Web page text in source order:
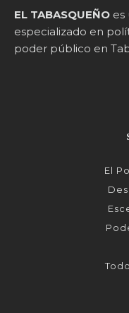
EL TABASQUEÑO es
especializado en
poder público en
El